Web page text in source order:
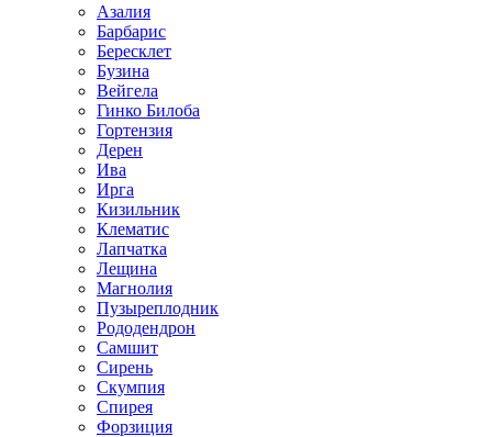
Азалия
Барбарис
Бересклет
Бузина
Вейгела
Гинко Билоба
Гортензия
Дерен
Ива
Ирга
Кизильник
Клематис
Лапчатка
Лещина
Магнолия
Пузыреплодник
Рододендрон
Самшит
Сирень
Скумпия
Спирея
Форзиция